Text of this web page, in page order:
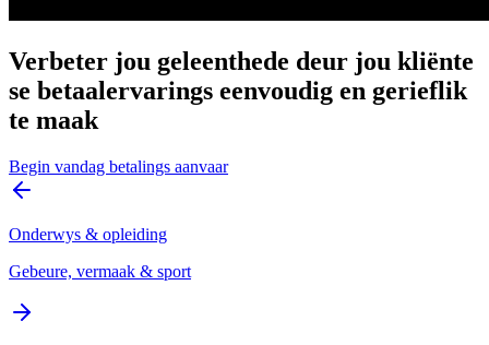
Verbeter jou geleenthede deur jou kliënte
se betaalervarings eenvoudig en gerieflik
te maak
Begin vandag betalings aanvaar
Onderwys & opleiding
Gebeure, vermaak & sport